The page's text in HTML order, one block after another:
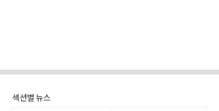
섹션별 뉴스